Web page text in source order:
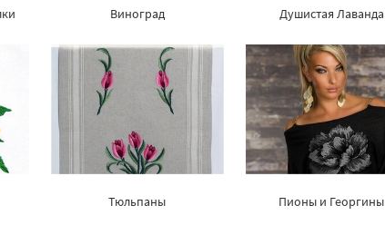
Виноград Душистая Лаванда
Тюльпаны Пионы и Георгины